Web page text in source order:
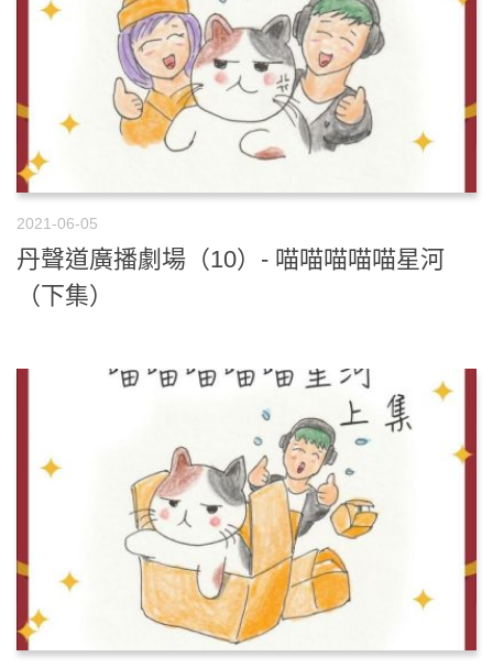
2021-06-05
丹聲道廣播劇場（10）- 喵喵喵喵喵星河
（下集）